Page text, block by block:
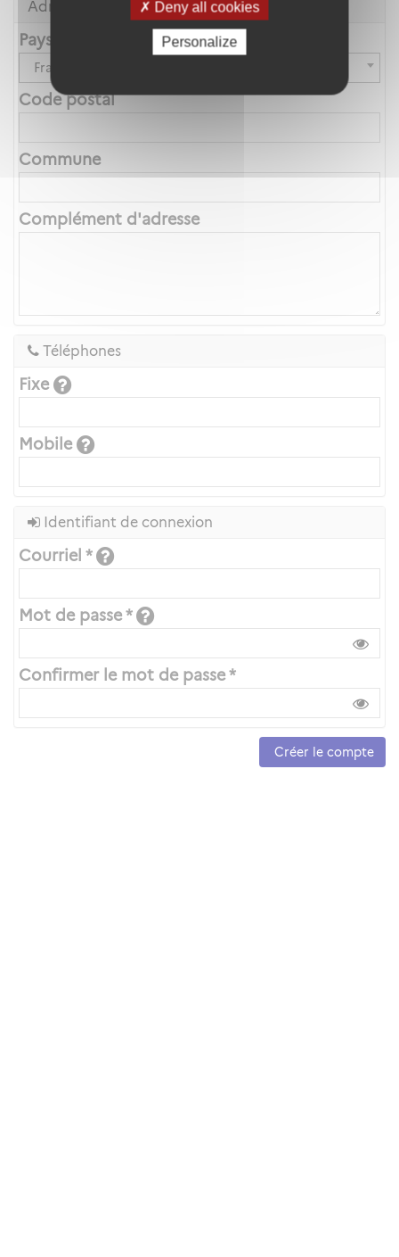
Deny all cookies
Personalize
Adresse principale
Pays
France
Code postal
Commune
Complément d'adresse
Téléphones
Fixe
Mobile
Identifiant de connexion
Courriel *
Mot de passe *
Confirmer le mot de passe *
Créer le compte